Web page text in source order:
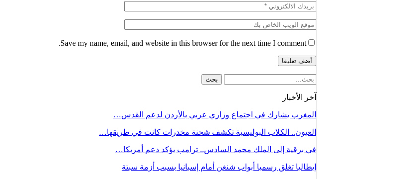
Save my name, email, and website in this browser for the next time I comment.
آخر الأخبار
المغرب يشارك في اجتماع وزاري عربي بالأردن لدعم القدس…
العيون.. الكلاب البوليسية تكشف شحنة مخدرات كانت في طريقها…
في برقية إلى الملك محمد السادس.. ترامب يؤكد دعم أمريكا…
إيطاليا تغلق رسميا أبواب شنغن أمام إسبانيا بسبب أزمة سبتة